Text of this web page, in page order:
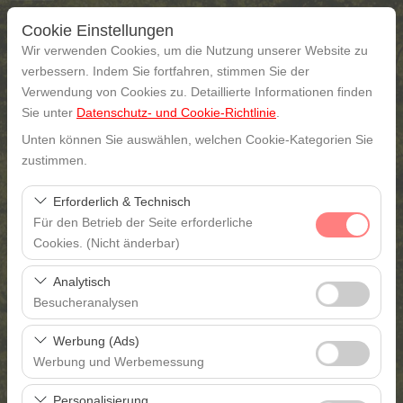
Cookie Einstellungen
Wir verwenden Cookies, um die Nutzung unserer Website zu
verbessern. Indem Sie fortfahren, stimmen Sie der
Verwendung von Cookies zu. Detaillierte Informationen finden
Sie unter Datenschutz- und Cookie-Richtlinie
Unten können Sie auswählen, welchen Cookie-Kategorien Sie
zustimmen.
Erforderlich & Technisch
Für den Betrieb der Seite erforderliche
Cookies. (Nicht änderbar)
Diese Cookies sind für das ordnungsgemäße
Funktionieren der Website, die Sicherheit, die
Sitzungsverwaltung und grundlegende Funktionen
erforderlich. Sie können nicht deaktiviert werden.
Analytisch
Besucheranalysen
Diese Cookies ermöglichen es uns, zu analysieren, wie
unsere Website genutzt wird (Besucherzahl,
meistbesuchte Seiten, Nutzerverhalten). Diese Daten
werden verwendet, um die Leistung der Website zu
Werbung (Ads)
Werbung und Werbemessung
Diese Cookies ermöglichen es uns, Ihnen auf Ihre
Abholstation
Gaziantep
Eine andere Rückgabestation auswählen
Abholdatum & Zeit
Rückgabedatum & Zeit